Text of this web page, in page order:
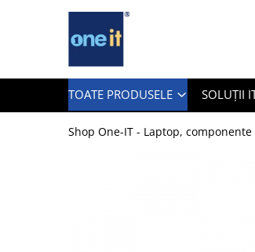
Toate Produsele
TOATE PRODUSELE SOLUȚII
Shop One-IT - Laptop, componente